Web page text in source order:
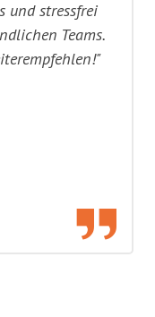
und stressfrei
Teams.